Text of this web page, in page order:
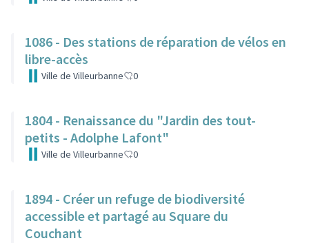
1086 - Des stations de réparation de vélos en
libre-accès
Ville de Villeurbanne 0
1804 - Renaissance du "Jardin des tout-
petits - Adolphe Lafont"
Ville de Villeurbanne 0
1894 - Créer un refuge de biodiversité
accessible et partagé au Square du
Couchant